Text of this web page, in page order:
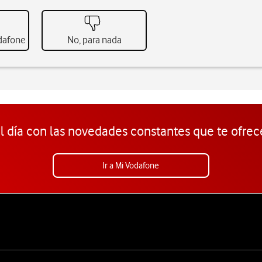
No, para nada
día con las novedades constantes que te
Ir a Mi Vodafone